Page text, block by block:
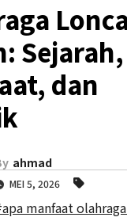
Sejarah,
dan
ahmad
MEI 5, 2026
manfaat